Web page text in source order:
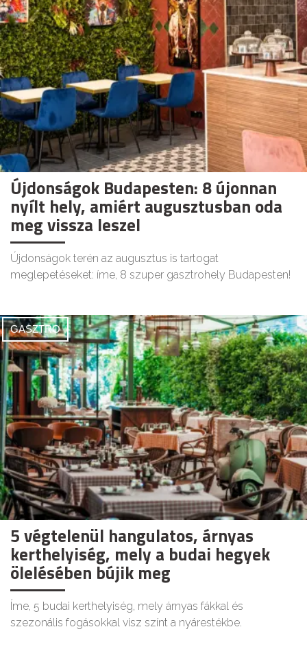
Újdonságok Budapesten: 8 újonnan
nyílt hely, amiért augusztusban oda
meg vissza leszel
Újdonságok terén az augusztus is tartogat
meglepetéseket: íme, 8 szuper gasztrohely Budapesten!
GASZTRO
5 végtelenül hangulatos, árnyas
kerthelyiség, mely a budai hegyek
ölelésében bújik meg
Íme, 5 budai kerthelyiség, mely árnyas fákkal és
szezonális fogásokkal visz színt a nyárestékbe.